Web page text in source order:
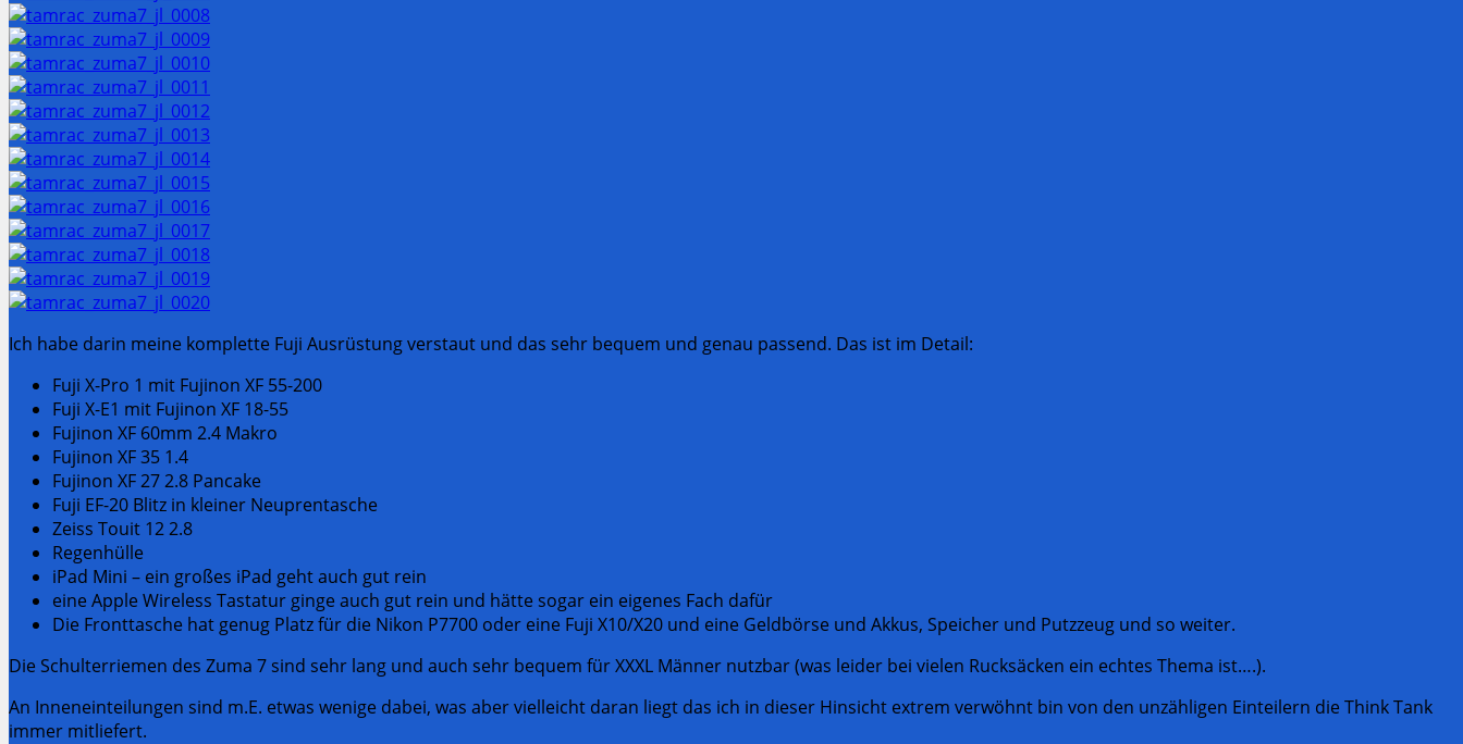
Ich habe darin meine komplette Fuji Ausrüstung verstaut und das sehr bequem und genau passend. Das ist im Detail:
Fuji X-Pro 1 mit Fujinon XF 55-200
Fuji X-E1 mit Fujinon XF 18-55
Fujinon XF 60mm 2.4 Makro
Fujinon XF 35 1.4
Fujinon XF 27 2.8 Pancake
Fuji EF-20 Blitz in kleiner Neuprentasche
Zeiss Touit 12 2.8
Regenhülle
iPad Mini – ein großes iPad geht auch gut rein
eine Apple Wireless Tastatur ginge auch gut rein und hätte sogar ein eigenes Fach dafür
Die Fronttasche hat genug Platz für die Nikon P7700 oder eine Fuji X10/X20 und eine Geldbörse und Akkus, Speicher und Putzzeug und so weiter.
Die Schulterriemen des Zuma 7 sind sehr lang und auch sehr bequem für XXXL Männer nutzbar (was leider bei vielen Rucksäcken ein echtes Thema ist….).
An Inneneinteilungen sind m.E. etwas wenige dabei, was aber vielleicht daran liegt das ich in dieser Hinsicht extrem verwöhnt bin von den unzähligen Einteilern die Think Tank
immer mitliefert.